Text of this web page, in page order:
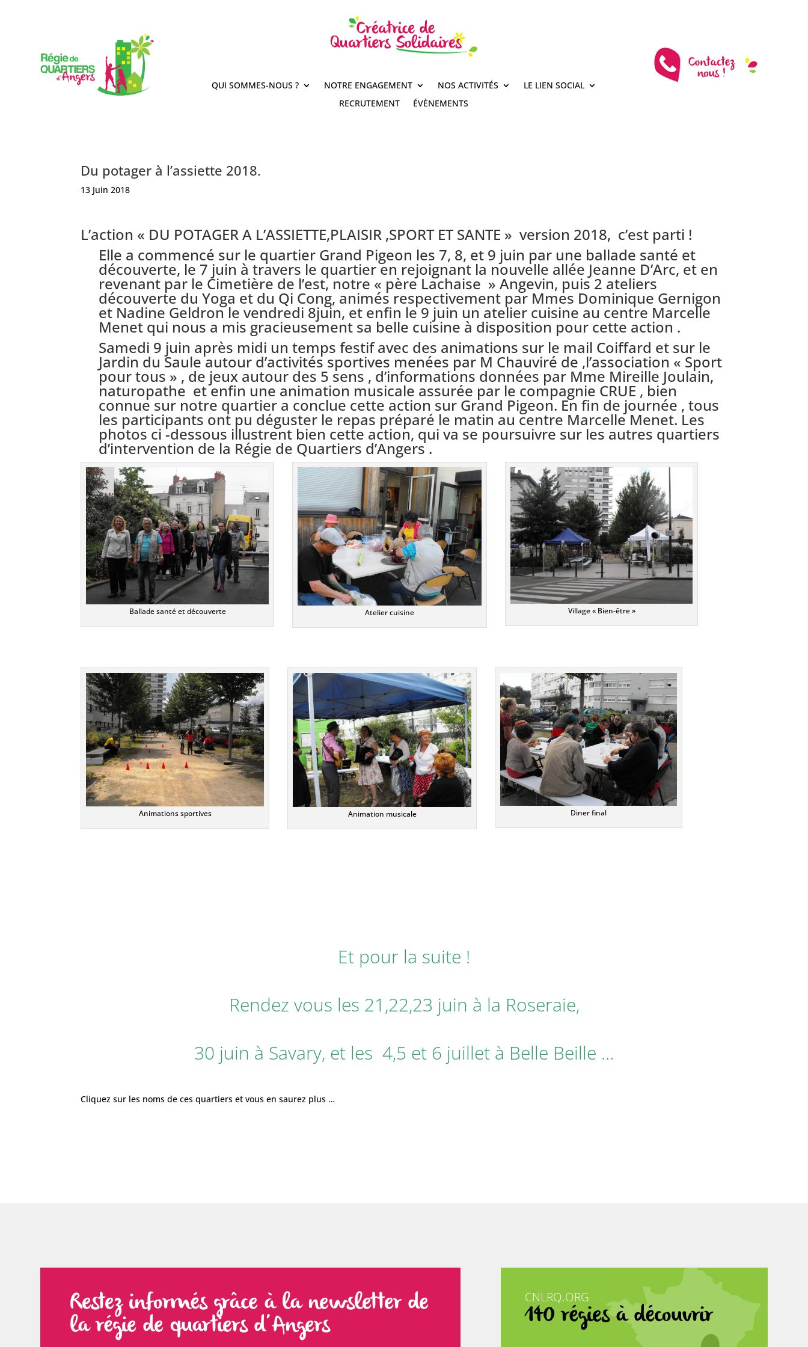
QUI SOMMES-NOUS ? NOTRE ENGAGEMENT NOS ACTIVITÉS
LE LIEN SOCIAL
RECRUTEMENT
ÉVÈNEMENTS
Du potager à l’assiette 2018.
13 Juin 2018
L’action « DU POTAGER A L’ASSIETTE,PLAISIR ,SPORT ET SANTE » version 2018, c’est parti !
Elle a commencé sur le quartier Grand Pigeon les 7, 8, et 9 juin par une ballade santé et
découverte, le 7 juin à travers le quartier en rejoignant la nouvelle allée Jeanne D’Arc, et en
revenant par le Cimetière de l’est, notre « père Lachaise » Angevin, puis 2 ateliers
découverte du Yoga et du Qi Cong, animés respectivement par Mmes Dominique Gernigon
et Nadine Geldron le vendredi 8juin, et enfin le 9 juin un atelier cuisine au centre Marcelle
Menet qui nous a mis gracieusement sa belle cuisine à disposition pour cette action .
Samedi 9 juin après midi un temps festif avec des animations sur le mail Coiffard et sur le
Jardin du Saule autour d’activités sportives menées par M Chauviré de ,l’association « Sport
pour tous » , de jeux autour des 5 sens , d’informations données par Mme Mireille Joulain,
naturopathe et enfin une animation musicale assurée par le compagnie CRUE , bien
connue sur notre quartier a conclue cette action sur Grand Pigeon. En fin de journée , tous
les participants ont pu déguster le repas préparé le matin au centre Marcelle Menet. Les
photos ci -dessous illustrent bien cette action, qui va se poursuivre sur les autres quartiers
d’intervention de la Régie de Quartiers d’Angers .
Ballade santé et découverte Atelier cuisine Village « Bien-être »
Animations sportives Animation musicale Diner final
Et pour la suite !
Rendez vous les 21,22,23 juin à la Roseraie,
30 juin à Savary, et les 4,5 et 6 juillet à Belle Beille …
Cliquez sur les noms de ces quartiers et vous en saurez plus …
Restez informés grâce à la newsletter de
la régie de quartiers d’Angers
CNLRQ.ORG
140 régies à découvrir